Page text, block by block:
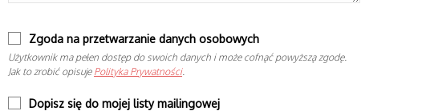
Zgoda na przetwarzanie danych osobowych
Użytkownik ma pełen dostęp do swoich danych i może cofnąć powyższą zgodę.
Jak to zrobić opisuje Polityka Prywatności.
Dopisz się do mojej listy mailingowej